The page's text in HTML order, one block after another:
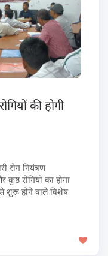
की होगी
रोग नियंत्रण
रोगियों का होगा
शुरू होने वाले विशेष